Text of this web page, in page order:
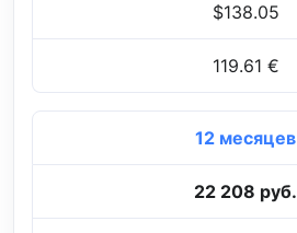
$138.05
119.61 €
12 месяцев
22 208 руб.